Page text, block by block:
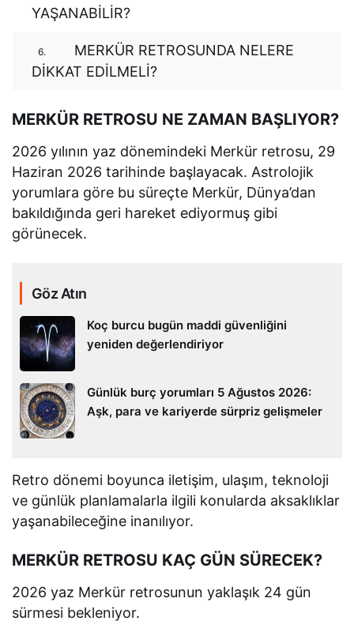
YAŞANABİLİR?
6.
MERKÜR RETROSUNDA NELERE
DİKKAT EDİLMELİ?
MERKÜR RETROSU NE ZAMAN BAŞLIYOR?
2026 yılının yaz dönemindeki Merkür retrosu, 29
Haziran 2026 tarihinde başlayacak. Astrolojik
yorumlara göre bu süreçte Merkür, Dünya’dan
bakıldığında geri hareket ediyormuş gibi
görünecek.
Göz Atın
Koç burcu bugün maddi güvenliğini
yeniden değerlendiriyor
Günlük burç yorumları 5 Ağustos 2026:
Aşk, para ve kariyerde sürpriz gelişmeler
Retro dönemi boyunca iletişim, ulaşım, teknoloji
ve günlük planlamalarla ilgili konularda aksaklıklar
yaşanabileceğine inanılıyor.
MERKÜR RETROSU KAÇ GÜN SÜRECEK?
2026 yaz Merkür retrosunun yaklaşık 24 gün
sürmesi bekleniyor.